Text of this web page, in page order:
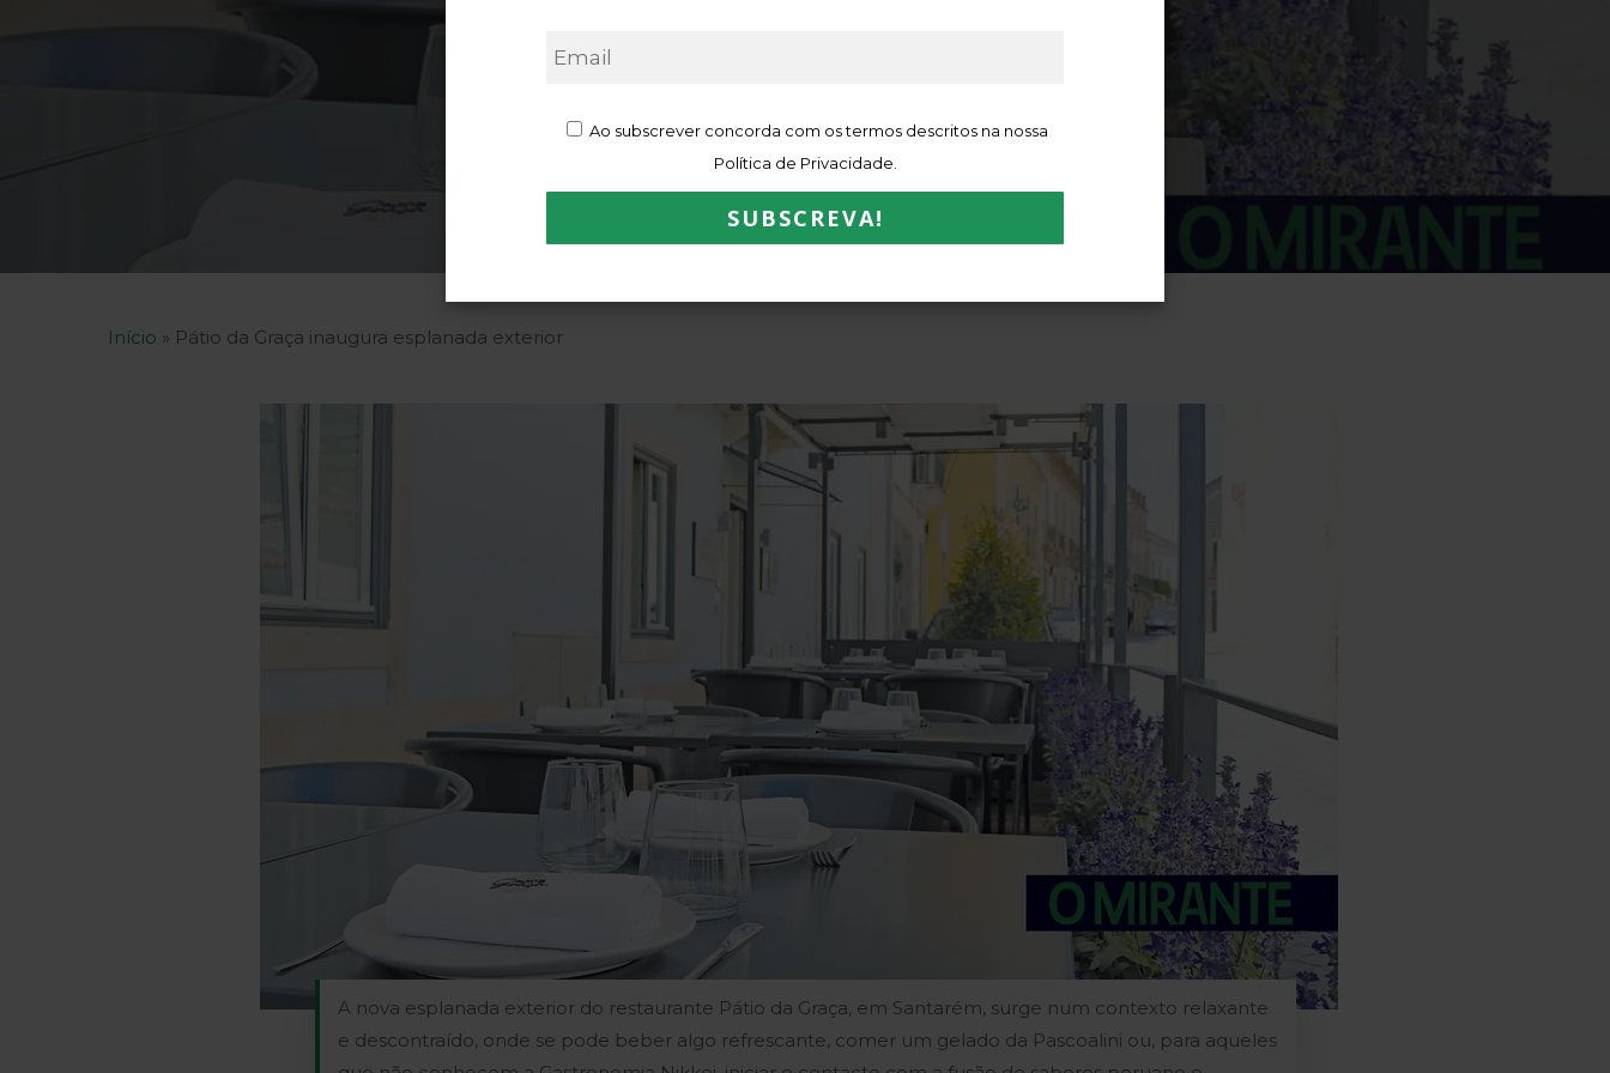
Início » Pátio da Graça inaugura esplanada exterior
A nova esplanada exterior do restaurante Pátio da Graça, em Santarém, surge num contexto relaxante
e descontraído, onde se pode beber algo refrescante, comer um gelado da Pascoalini ou, para aqueles
Ao subscrever concorda com os termos descritos na nossa
Política de Privacidade.